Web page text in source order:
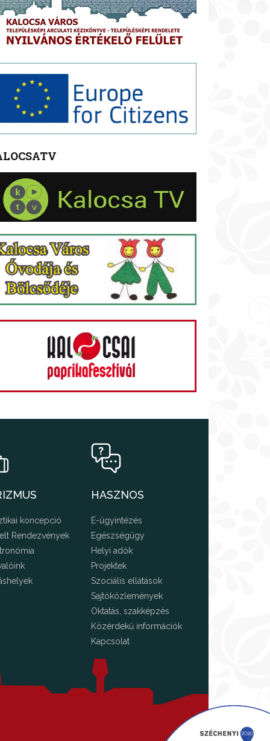
koncepció
Rendezvények
HASZNOS
E-ügyintézés
Egészségügy
Helyi adók
Projektek
Szociális ellátások
Sajtóközlemények
Oktatás, szakképzés
Közérdekű információk
Kapcsolat